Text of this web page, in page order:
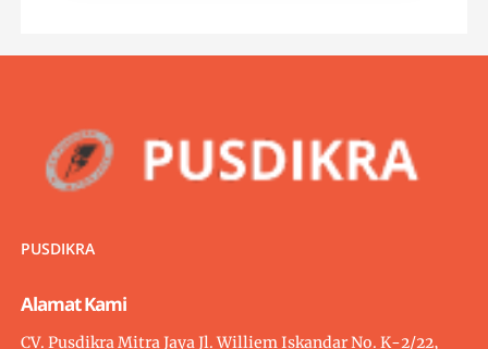
PUSDIKRA
Alamat Kami
CV. Pusdikra Mitra Jaya Jl. Williem Iskandar No. K-2/22,